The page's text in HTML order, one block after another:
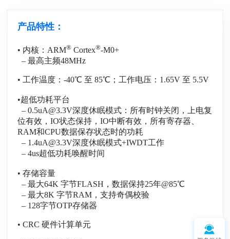
产品特性：
• 内核：ARM® Cortex®-M0+
– 最高主频48MHz
• 工作温度：-40℃ 至 85℃；工作电压：1.65V 至 5.5V
•超低功耗平台
– 0.5uA@3.3V深度休眠模式：所有时钟关闭，上电复
位有效，IO状态保持，IO中断有效，所有寄存器、
RAM和CPU数据保存状态时的功耗
– 1.4uA@3.3V深度休眠模式+IWDT工作
– 4us超低功耗唤醒时间
• 存储容量
– 最大64K 字节FLASH，数据保持25年@85℃
– 最大8K 字节RAM，支持奇偶校验
– 128字节OTP存储器
• CRC 硬件计算单元